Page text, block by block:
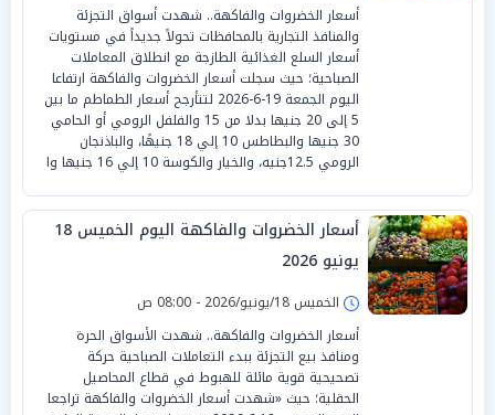
أسعار الخضروات والفاكهة.. شهدت أسواق التجزئة
والمنافذ التجارية بالمحافظات تحولاً جديداً في مستويات
أسعار السلع الغذائية الطازجة مع انطلاق المعاملات
الصباحية؛ حيث سجلت أسعار الخضروات والفاكهة ارتفاعا
اليوم الجمعة 19-6-2026 لتتأرجح أسعار الطماطم ما بين
5 إلى 20 جنيها بدلا من 15 والفلفل الرومي أو الحامي
30 جنيها والبطاطس 10 إلي 18 جنيهًا، والباذنجان
الرومي 12.5جنيه، والخيار والكوسة 10 إلي 16 جنيها وا
أسعار الخضروات والفاكهة اليوم الخميس 18
يونيو 2026
الخميس 18/يونيو/2026 - 08:00 ص
أسعار الخضروات والفاكهة.. شهدت الأسواق الحرة
ومنافذ بيع التجزئة ببدء التعاملات الصباحية حركة
تصحيحية قوية مائلة للهبوط في قطاع المحاصيل
الحقلية؛ حيث «شهدت أسعار الخضروات والفاكهة تراجعا